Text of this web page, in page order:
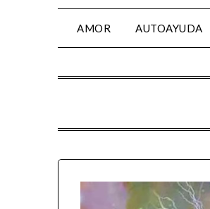
AMOR AUTOAYUDA